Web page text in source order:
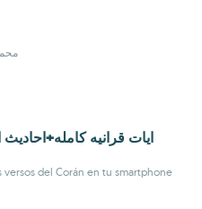
ايات قرانيه
del Corán en tu smartphone